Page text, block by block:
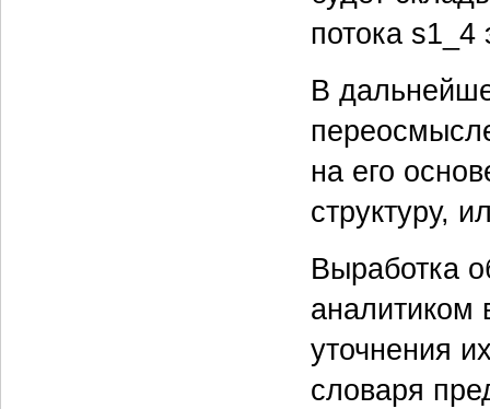
потока s1_4
В
на его
структуру,
Выработка
аналитиком
уточнения
словаря